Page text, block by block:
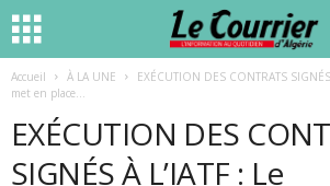
Accueil À LA UNE
EXÉCUTION DES CONTRATS
met en place...
EXÉCUTION DES
SIGNÉS À L’IATF : Le